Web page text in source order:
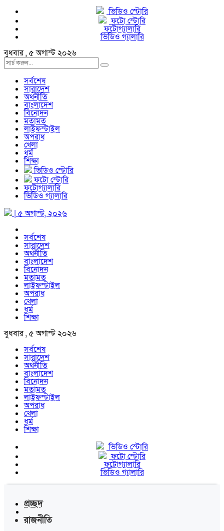
ভিডিও স্টোরি
ফটো স্টোরি
ফটোগ্যালারি
ভিডিও গ্যালারি
বুধবার , ৫ অগাস্ট ২০২৬
সর্বশেষ
সারাদেশ
অর্থনীতি
বাংলাদেশ
বিনোদন
মতামত
লাইফস্টাইল
অপরাধ
খেলা
ধর্ম
শিক্ষা
ভিডিও স্টোরি
ফটো স্টোরি
ফটোগ্যালারি
ভিডিও গ্যালারি
| ৫ অগাস্ট, ২০২৬
সর্বশেষ
সারাদেশ
অর্থনীতি
বাংলাদেশ
বিনোদন
মতামত
লাইফস্টাইল
অপরাধ
খেলা
ধর্ম
শিক্ষা
বুধবার , ৫ অগাস্ট ২০২৬
সর্বশেষ
সারাদেশ
অর্থনীতি
বাংলাদেশ
বিনোদন
মতামত
লাইফস্টাইল
অপরাধ
খেলা
ধর্ম
শিক্ষা
ভিডিও স্টোরি
ফটো স্টোরি
ফটোগ্যালারি
ভিডিও গ্যালারি
প্রচ্ছদ
রাজনীতি